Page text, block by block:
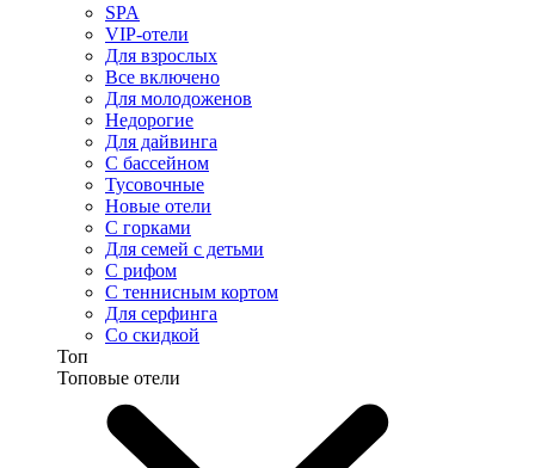
SPA
VIP-отели
Для взрослых
Все включено
Для молодоженов
Недорогие
Для дайвинга
С бассейном
Тусовочные
Новые отели
С горками
Для семей с детьми
С рифом
С теннисным кортом
Для серфинга
Со скидкой
Топ
Топовые отели